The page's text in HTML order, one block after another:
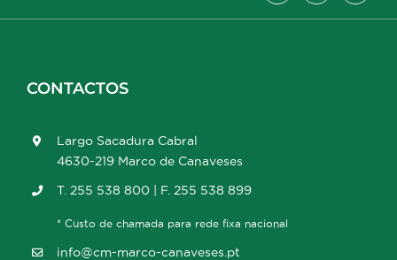
CONTACTOS
Largo Sacadura Cabral
4630-219 Marco de Canaveses
T. 255 538 800 | F. 255 538 899
* Custo de chamada para rede fixa nacional
info@cm-marco-canaveses.pt